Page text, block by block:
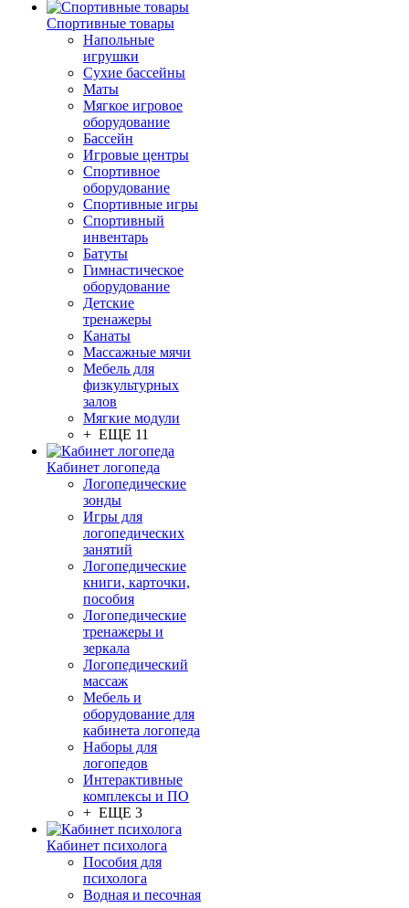
Спортивные товары
Напольные
игрушки
Сухие бассейны
Маты
Мягкое игровое
оборудование
Бассейн
Игровые центры
Спортивное
оборудование
Спортивные игры
Спортивный
инвентарь
Батуты
Гимнастическое
оборудование
Детские
тренажеры
Канаты
Массажные мячи
Мебель для
физкультурных
залов
Мягкие модули
+ ЕЩЕ 11
Кабинет логопеда
Логопедические
зонды
Игры для
логопедических
занятий
Логопедические
книги, карточки,
пособия
Логопедические
тренажеры и
зеркала
Логопедический
массаж
Мебель и
оборудование для
кабинета логопеда
Наборы для
логопедов
Интерактивные
комплексы и ПО
+ ЕЩЕ 3
Кабинет психолога
Пособия для
психолога
Водная и песочная